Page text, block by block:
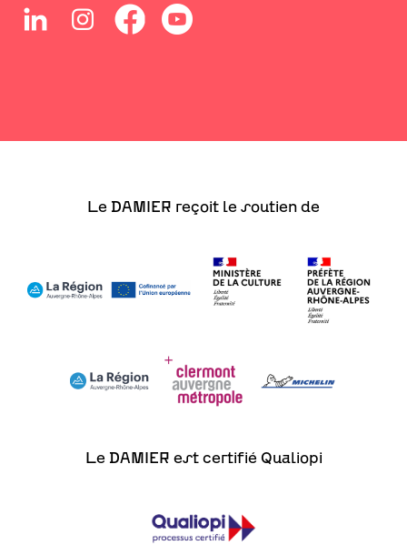
Le DAMIER reçoit le soutien de
Le DAMIER est certifié Qualiopi